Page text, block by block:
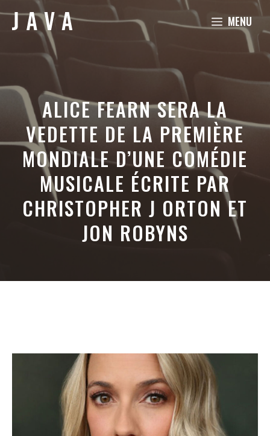
MENU
ALICE FEARN SERA LA
VEDETTE DE LA PREMIÈRE
MONDIALE D’UNE COMÉDIE
MUSICALE ÉCRITE PAR
CHRISTOPHER J ORTON ET
JON ROBYNS